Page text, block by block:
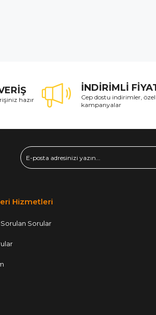
hazır
İNDİRİMLİ
Cep dostu indirimler, özel
kampanyalar
Hizmetleri
Sorulan Sorular